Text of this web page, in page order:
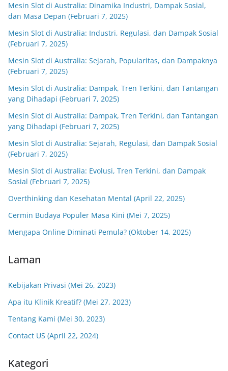
Mesin Slot di Australia: Dinamika Industri, Dampak Sosial,
dan Masa Depan (Februari 7, 2025)
Mesin Slot di Australia: Industri, Regulasi, dan Dampak Sosial
(Februari 7, 2025)
Mesin Slot di Australia: Sejarah, Popularitas, dan Dampaknya
(Februari 7, 2025)
Mesin Slot di Australia: Dampak, Tren Terkini, dan Tantangan
yang Dihadapi (Februari 7, 2025)
Mesin Slot di Australia: Dampak, Tren Terkini, dan Tantangan
yang Dihadapi (Februari 7, 2025)
Mesin Slot di Australia: Sejarah, Regulasi, dan Dampak Sosial
(Februari 7, 2025)
Mesin Slot di Australia: Evolusi, Tren Terkini, dan Dampak
Sosial (Februari 7, 2025)
Overthinking dan Kesehatan Mental (April 22, 2025)
Cermin Budaya Populer Masa Kini (Mei 7, 2025)
Mengapa Online Diminati Pemula? (Oktober 14, 2025)
Laman
Kebijakan Privasi (Mei 26, 2023)
Apa itu Klinik Kreatif? (Mei 27, 2023)
Tentang Kami (Mei 30, 2023)
Contact US (April 22, 2024)
Kategori